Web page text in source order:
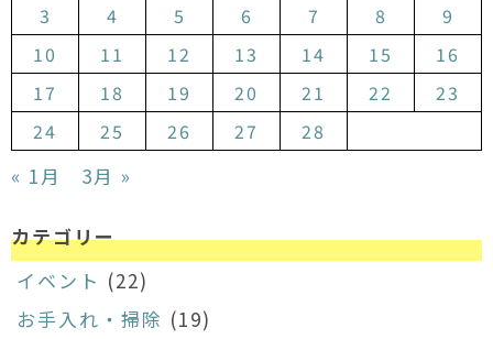
3
4 5 6 7 8
9
10
11 12 13 14 15
16
17
18 19 20 21 22
23
24
25 26 27 28
« 1月 3月 »
カテゴリー
イベント (22)
お手入れ・掃除 (19)